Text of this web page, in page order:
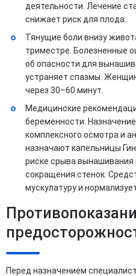
деятельности. Лечение
снижает риск для плода.
Тянущие боли внизу
триместре. Болезненные
об опасности для
устраняет спазмы.
через 30–60 минут.
Медицинские
беременности.
комплексного осмотра и
назначают капельницы
риске срыва
сокращения стенок.
мускулатуру и
Перед назначением